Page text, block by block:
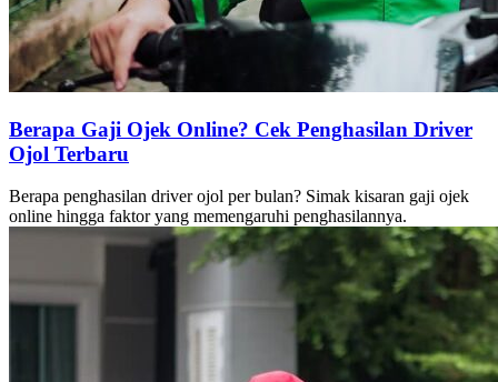
Berapa Gaji Ojek Online? Cek Penghasilan Driver
Ojol Terbaru
Berapa penghasilan driver ojol per bulan? Simak kisaran gaji ojek
online hingga faktor yang memengaruhi penghasilannya.